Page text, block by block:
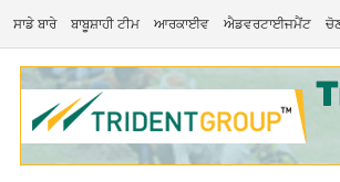
ਸਾਡੇ ਬਾਰੇ ਬਾਬੂਸ਼ਾਹੀ ਟੀਮ ਆਰਕਾਈਵ ਐਡਵਰਟਾਈਜਮੈਂਟ